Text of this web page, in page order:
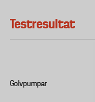
Testresultat
Golvpumpar